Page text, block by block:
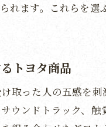
贈り物が叶
れます。これらを
トヨタ商品
取った人の五感を
ウンドトラック、